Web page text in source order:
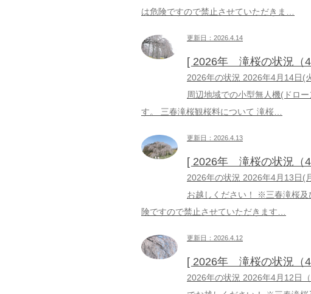
は危険ですので禁止させていただきま…
更新日：2026.4.14
[ 2026年 滝桜の状況（
2026年の状況 2026年4月14
周辺地域での小型無人機(ドロ
す。 三春滝桜観桜料について 滝桜…
更新日：2026.4.13
[ 2026年 滝桜の状況（
2026年の状況 2026年4月13日
お越しください！ ※三春滝桜及
険ですので禁止させていただきます…
更新日：2026.4.12
[ 2026年 滝桜の状況（
2026年の状況 2026年4月12日